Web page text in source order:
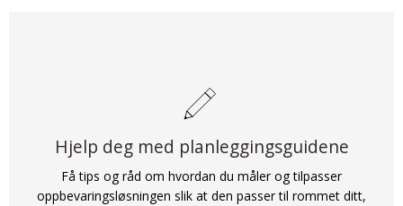
Hjelp deg med planleggingsguidene
Få tips og råd om hvordan du måler og tilpasser
oppbevaringsløsningen slik at den passer til rommet ditt,